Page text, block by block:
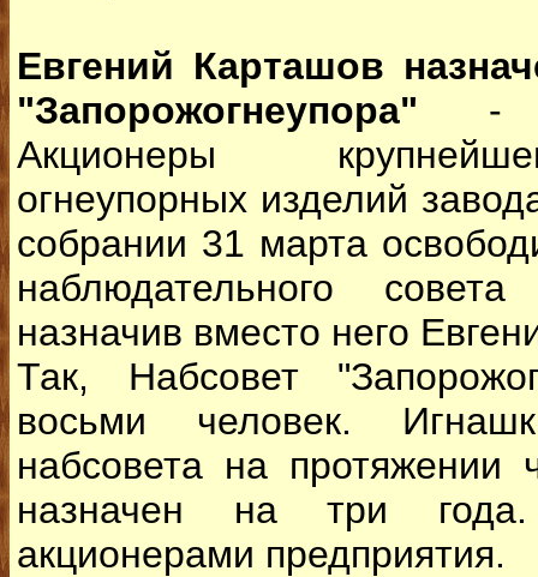
Евгений Карташов
"Запорожогнеупора" -
Акционеры
огнеупорных изделий
собрании 31 марта
наблюдательного
назначив вместо него
Так, Набсовет
восьми человек.
набсовета на протяжении
назначен на три
акционерами предприятия.